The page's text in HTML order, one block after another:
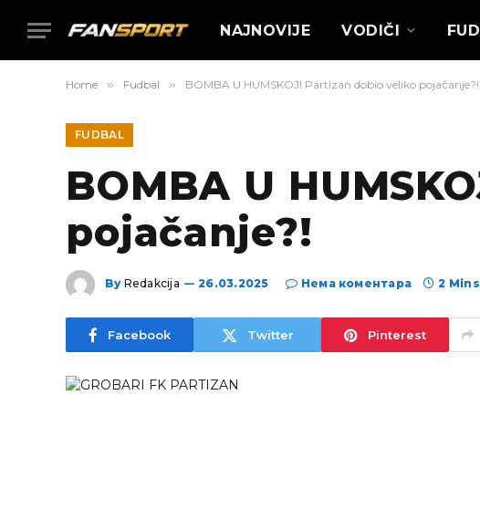
NAJNOVIJE VODIČI
Home » Fudbal » BOMBA U HUMSKOJ! Partizan dobio veliko pojačanje?!
FUDBAL
BOMBA U
pojačanje?!
By Redakcija 26.03.2025 Нема коментара 2
Facebook Twitter Pinterest